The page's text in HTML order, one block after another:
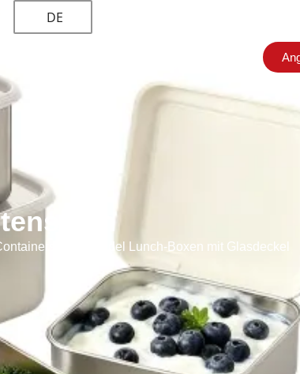
DE
Großhandel Lunch-Boxen mit Glasdeckel